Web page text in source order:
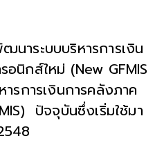
นาระบบบริหารการเงิน
อนิกส์ใหม่ (New GFMIS
รการเงินการคลังภาค
ปัจจุบันซึ่งเริ่มใช้มา